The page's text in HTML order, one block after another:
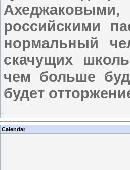
российскими
нормальный
скачущих
чем больше
будет
Calendar